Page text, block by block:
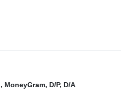
MoneyGram, D/P, D/A